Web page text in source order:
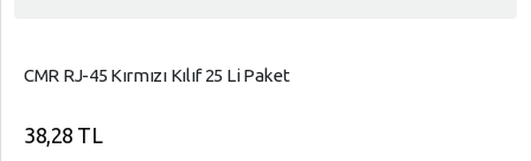
CMR RJ-45 Kırmızı Kılıf 25 Li Paket
38,28 TL